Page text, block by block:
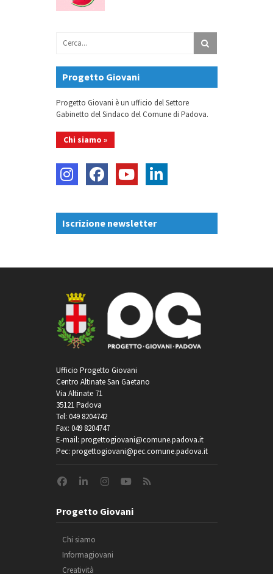
Progetto Giovani
Progetto Giovani è un ufficio del Settore
Gabinetto del Sindaco del Comune di Padova.
Chi siamo »
Iscrizione newsletter
Ufficio Progetto Giovani
Centro Altinate San Gaetano
Via Altinate 71
35121 Padova
Tel: 049 8204742
Fax: 049 8204747
E-mail: progettogiovani@comune.padova.it
Pec: progettogiovani@pec.comune.padova.it
Progetto Giovani
Chi siamo
Informagiovani
Creatività